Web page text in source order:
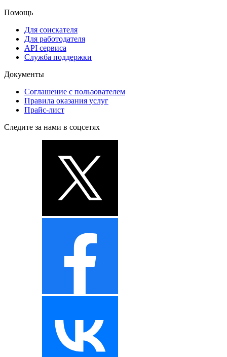
Помощь
Для соискателя
Для работодателя
API сервиса
Служба поддержки
Документы
Соглашение с пользователем
Правила оказания услуг
Прайс-лист
Следите за нами в соцсетях